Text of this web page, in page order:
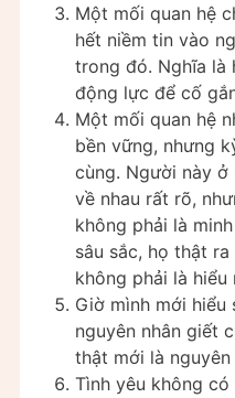
Một mối quan hệ
hết niềm tin vào
trong đó. Nghĩa là
động lực để cố
Một mối quan hệ
bền vững, nhưng
cùng. Người này ở
về nhau rất rõ,
không phải là
sâu sắc, họ thật
không phải là hiểu
Giờ mình mới
nguyên nhân giết
thật mới là nguyên
Tình yêu không